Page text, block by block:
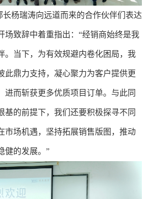
长杨瑞涛向远道而来的合作伙伴们表达
场致辞中着重指出：“经销商始终是我
。当下，为有效规避内卷化困局，我
此鼎力支持，凝心聚力为客户提供更
进而斩获更多优质项目订单。与此同
基的前提下，我们还要积极探寻不同
市场机遇，坚持拓展销售版图，推动
健的发展。”